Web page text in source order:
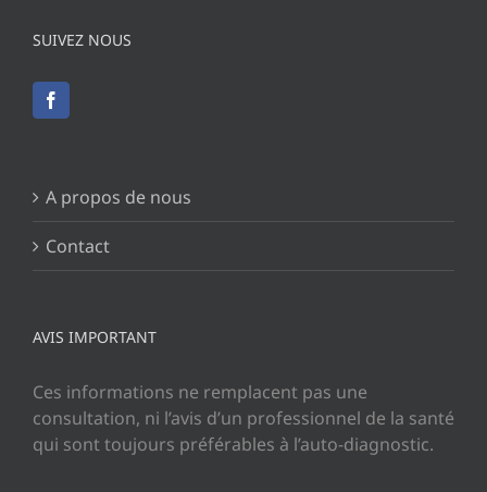
SUIVEZ NOUS
A propos de nous
Contact
AVIS IMPORTANT
Ces informations ne remplacent pas une
consultation, ni l’avis d’un professionnel de la santé
qui sont toujours préférables à l’auto-diagnostic.